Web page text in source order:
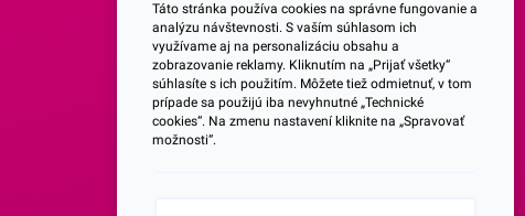
ide o jednorazové
umývanie riadu po
ich rozbiť, takže sa
nepochybne mnoho výhod,
napríklad:keďže ide o jednorazové
taniere, nečaká Vás žiadne zdĺhavé
umývanie riadu po oslave,vďaka
ich nerozbitnosti sa nemusíte
SOCIALNE SIETE
Facebook
Táto stránka používa cookies na správne fungovanie a
analýzu návštevnosti. S vaším súhlasom ich
využívame aj na personalizáciu obsahu a
zobrazovanie reklamy. Kliknutím na „Prijať všetky“
súhlasíte s ich použitím. Môžete tiež odmietnuť, v tom
prípade sa použijú iba nevyhnutné „Technické
cookies“. Na zmenu nastavení kliknite na „Spravovať
možnosti“.